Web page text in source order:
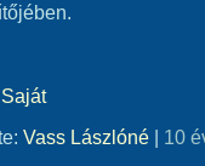
Saját
Vass Lászlóné | 10